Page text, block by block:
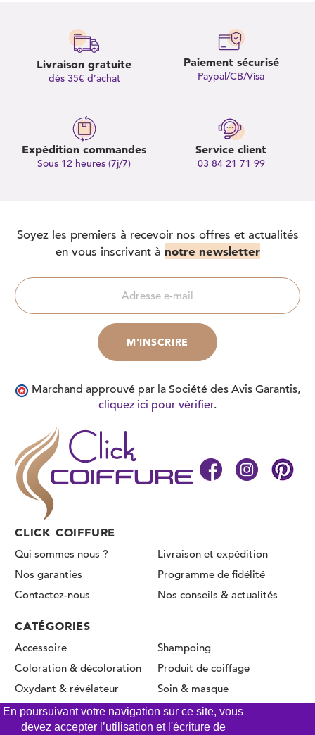
Livraison gratuite
dès 35€ d’achat
Paiement sécurisé
Paypal/CB/Visa
Expédition commandes
Sous 12 heures (7j/7)
Service client
03 84 21 71 99
CLICK COIFFURE
Qui sommes nous ?
Livraison et expédition
Nos garanties
Programme de fidélité
Contactez-nous
Nos conseils & actualités
CATÉGORIES
Accessoire
Coloration & décoloration
Oxydant & révélateur
Permanente & Lissage
Shampoing
Produit de coiffage
Soin & masque
Soyez les premiers à recevoir nos offres et actualités
en vous inscrivant à notre newsletter
Marchand approuvé par la Société des Avis Garantis,
cliquez ici pour vérifier.
En poursuivant votre navigation sur ce site, vous
devez accepter l’utilisation et l'écriture de